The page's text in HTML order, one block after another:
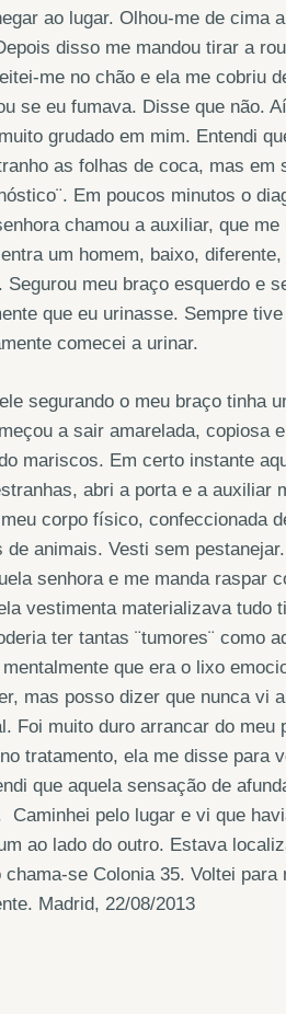
ao lugar. Olhou-me de cima
disso me mandou tirar a
me no chão e ela me cobriu
se eu fumava. Disse que não.
grudado em mim. Entendi
as folhas de coca, mas em
Em poucos minutos o
chamou a auxiliar, que
um homem, baixo,
Segurou meu braço esquerdo e
que eu urinasse. Sempre
comecei a urinar.
segurando o meu braço tinha
a sair amarelada, copiosa
mariscos. Em certo instante
abri a porta e a auxiliar
corpo físico, confeccionada
animais. Vesti sem
senhora e me manda raspar
vestimenta materializava tudo
ter tantas ¨tumores¨ como
que era o lixo
mas posso dizer que nunca vi
Foi muito duro arrancar do
tratamento, ela me disse para
que aquela sensação de
Caminhei pelo lugar e vi que
ao lado do outro. Estava
chama-se Colonia 35. Voltei
Madrid, 22/08/2013